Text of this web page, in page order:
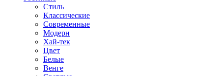
Стиль
Классические
Современные
Модерн
Хай-тек
Цвет
Белые
Венге